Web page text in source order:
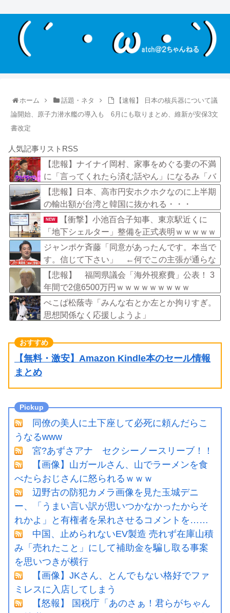
ホーム 話題・ネタ
【速報】 日本の核兵器について議
論開始、原子力潜水艦の導入も 6月にも取りまとめ、維新が安保3文
書改定
人気記事リストRSS
【悲報】ナイナイ岡村、家事をめぐる妻の不満
に「言ってくれたら済む話やん」になるみ「バ
イトやったらクビやで」説教受け黙り込む
【悲報】日本、高市円安ホクホクなのに上半期
の輸出額が台湾と韓国に抜かれる・・・
NEW
【衝撃】小池百合子知事、東京駅近くに
「地下シェルター」整備を正式表明ｗｗｗｗｗ
ｗｗｗｗ
ジャンポケ斉藤「同意があったんです。本当で
す。信じて下さい」 ←何でこの主張が通らな
いの？
【悲報】 福岡県議会「海外視察費」公表！ 3
年間で2億6500万円ｗｗｗｗｗｗｗｗｗ
ぺこぱ松蔭寺「みんな右とか左とか拘りすぎ。
思想関係なく応援しようよ」
【無料・激安】Amazon Kindle本のセール情報
まとめ
同僚の美人に土下座して必死に頼んだらこ
うなるwww
宮?あずさアナ セクシーノースリーブ！！
【画像】山ガールさん、山でラーメンを食
べたらおじさんに怒られるｗｗｗ
辺野古の防犯カメラ画像を見た玉城デニ
ー、「うまい言い訳が思いつかなかったからそ
れかよ」と有権者を呆れさせるコメントを……
中国、止められないEV製造 売れず在庫山積
み「売れたこと」にして補助金を騙し取る事案
を思いつきが横行
【画像】JKさん、とんでもない格好でファ
ミレスに入店してしまう
【怒報】 国税庁「あのさぁ！君らがちゃん